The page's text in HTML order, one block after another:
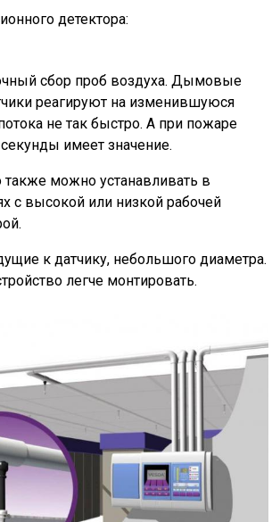
детектора:
сбор проб воздуха. Дымовые
реагируют на изменившуюся
не так быстро. А при пожаре
имеет значение.
также можно устанавливать в
с высокой или низкой рабочей
к датчику, небольшого диаметра.
легче монтировать.